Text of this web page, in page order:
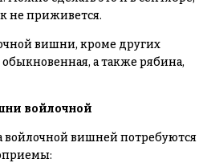
не приживется.
вишни, кроме других
а также рябина,
войлочной
войлочной вишней потребуются